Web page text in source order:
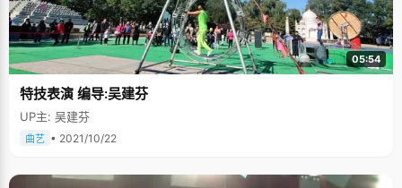
05:54
特技表演 编导:吴建芬
UP主: 吴建芬
曲艺 • 2021/10/22